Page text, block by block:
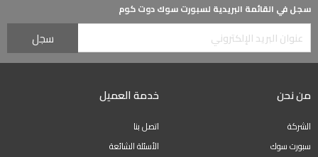
سجل في القائمة البريدية لسبورت سوك دوت كوم
من نحن
الشركة
سبورت سوك
خدمة العميل
اتصل بنا
الأسئلة الشائعة